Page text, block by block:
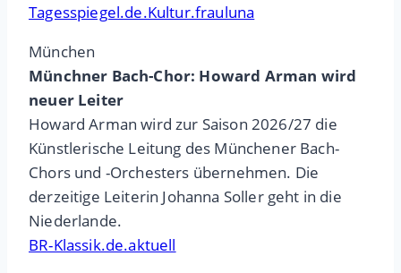
Tagesspiegel.de.Kultur.frauluna
München
Münchner Bach-Chor: Howard Arman wird
neuer Leiter
Howard Arman wird zur Saison 2026/27 die
Künstlerische Leitung des Münchener Bach-
Chors und -Orchesters übernehmen. Die
derzeitige Leiterin Johanna Soller geht in die
Niederlande.
BR-Klassik.de.aktuell